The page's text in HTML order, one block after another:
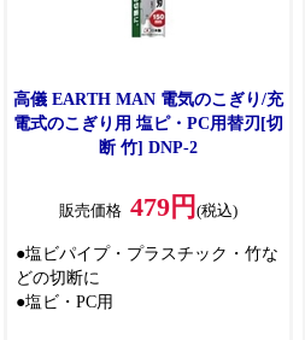
高儀 EARTH MAN 電気のこぎり/充
電式のこぎり用 塩ピ・PC用替刃[切
断 竹] DNP-2
販売価格 479円 (税込)
●塩ビパイプ・プラスチック・竹な
どの切断に
●塩ビ・PC用